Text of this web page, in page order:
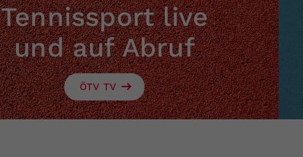
Tennissport live
und auf Abruf
ÖTV TV